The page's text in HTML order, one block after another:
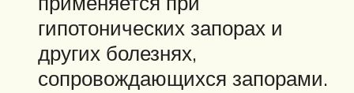
гипотонических запорах и
других болезнях,
сопровождающихся запорами.